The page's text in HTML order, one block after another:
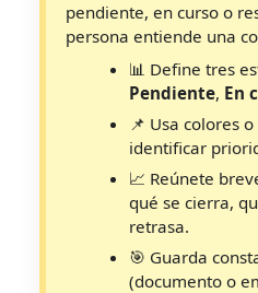
pendiente, en curso o
persona entiende una
📊 Define tres
Pendiente, En
📌 Usa colores
identificar
📈 Reúnete
qué se cierra,
retrasa.
🎯 Guarda
(documento o